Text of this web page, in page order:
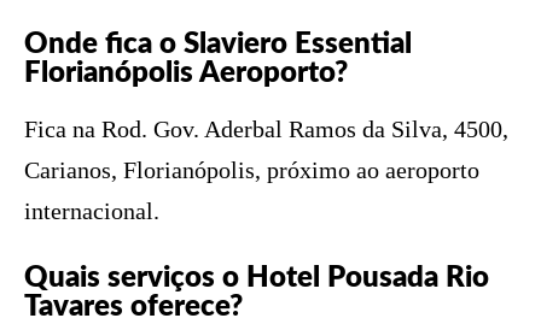
Onde fica o Slaviero Essential
Florianópolis Aeroporto?
Fica na Rod. Gov. Aderbal Ramos da Silva, 4500,
Carianos, Florianópolis, próximo ao aeroporto
internacional.
Quais serviços o Hotel Pousada Rio
Tavares oferece?